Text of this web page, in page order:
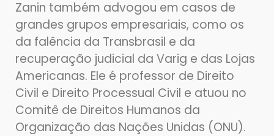
Zanin também advogou em casos de
grandes grupos empresariais, como os
da falência da Transbrasil e da
recuperação judicial da Varig e das Lojas
Americanas. Ele é professor de Direito
Civil e Direito Processual Civil e atuou no
Comitê de Direitos Humanos da
Organização das Nações Unidas (ONU).